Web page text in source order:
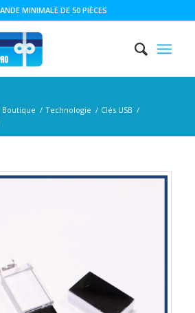
MINIMALE DE 50 PIÈCES
Boutique / Technologie / Clés USB /